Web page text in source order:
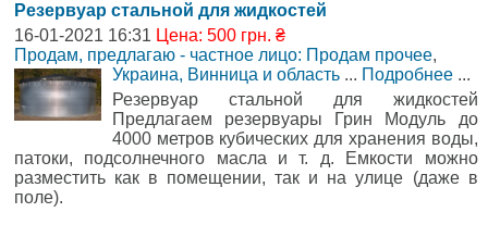
Резервуар стальной для жидкостей
16-01-2021 16:31 Цена: 500 грн. ₴
Продам, предлагаю - частное лицо: Продам прочее,
Украина, Винница и область ... Подробнее ...
Резервуар стальной для жидкостей
Предлагаем резервуары Грин Модуль до
4000 метров кубических для хранения воды,
патоки, подсолнечного масла и т. д. Емкости можно
разместить как в помещении, так и на улице (даже в
поле).